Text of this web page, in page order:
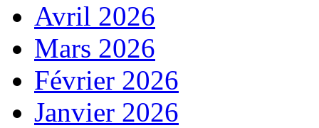
Avril 2026
Mars 2026
Février 2026
Janvier 2026